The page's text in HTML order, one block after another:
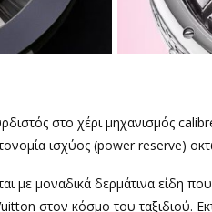
στο χέρι μηχανισμός
ισχύος (power reserve)
με μοναδικά δερμάτινα είδη
στον κόσμο του ταξιδιού.